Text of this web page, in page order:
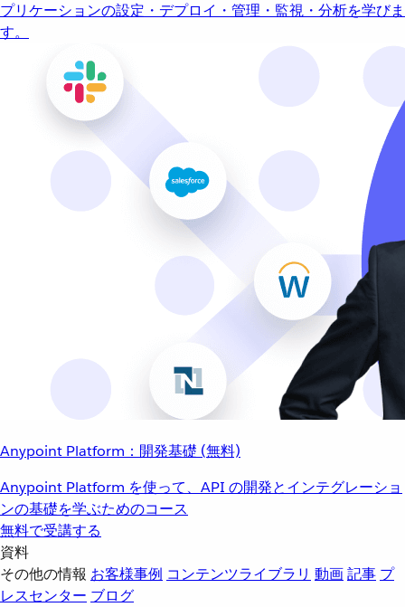
プリケーションの設定・デプロイ・管理・監視・分析を学びま
す。
Anypoint Platform：開発基礎 (無料)
Anypoint Platform を使って、API の開発とインテグレーショ
ンの基礎を学ぶためのコース
無料で受講する
資料
その他の情報 お客様事例 コンテンツライブラリ 動画記事 プ
レスセンター ブログ